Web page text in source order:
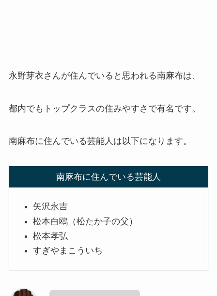
永野芽衣さんが住んでいると思われる南麻布は、
都内でもトップクラスの住みやすさで有名です。
南麻布に住んでいる芸能人は以下になります。
南麻布に住んでいる芸能人
矢沢永吉
松本白鴎（松たか子の父）
松本孝弘
すぎやまこういち